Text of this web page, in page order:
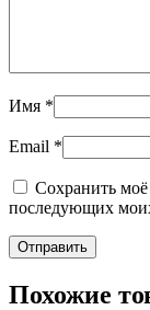
Имя *
Email *
Сохранить моё
последующих
Похожие